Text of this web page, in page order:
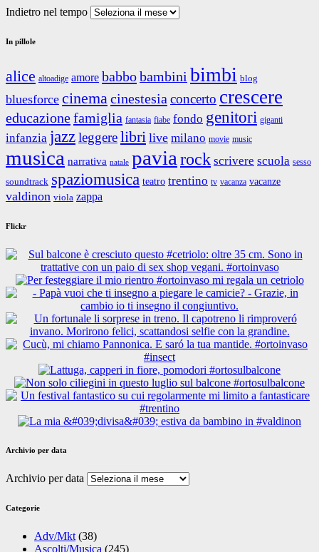
Indietro nel tempo
In pillole
alice altoadige amore babbobambini bimbi blog
bluesforce cinema cinestesia concerto crescere
educazionefamiglia fantasia fiabe fondo genitori giganti
infanzia jazzleggerelibri live milano movie music
musica narrativa natale pavia rock scrivere scuola sesso
soundtrack spaziomusica teatro trentino tv vacanza vacanze
valdinon viola zappa
Flickr
Archivio per data
Archivio per data
Categorie
Adv/Mkt (38)
Ascolti/Musica (245)